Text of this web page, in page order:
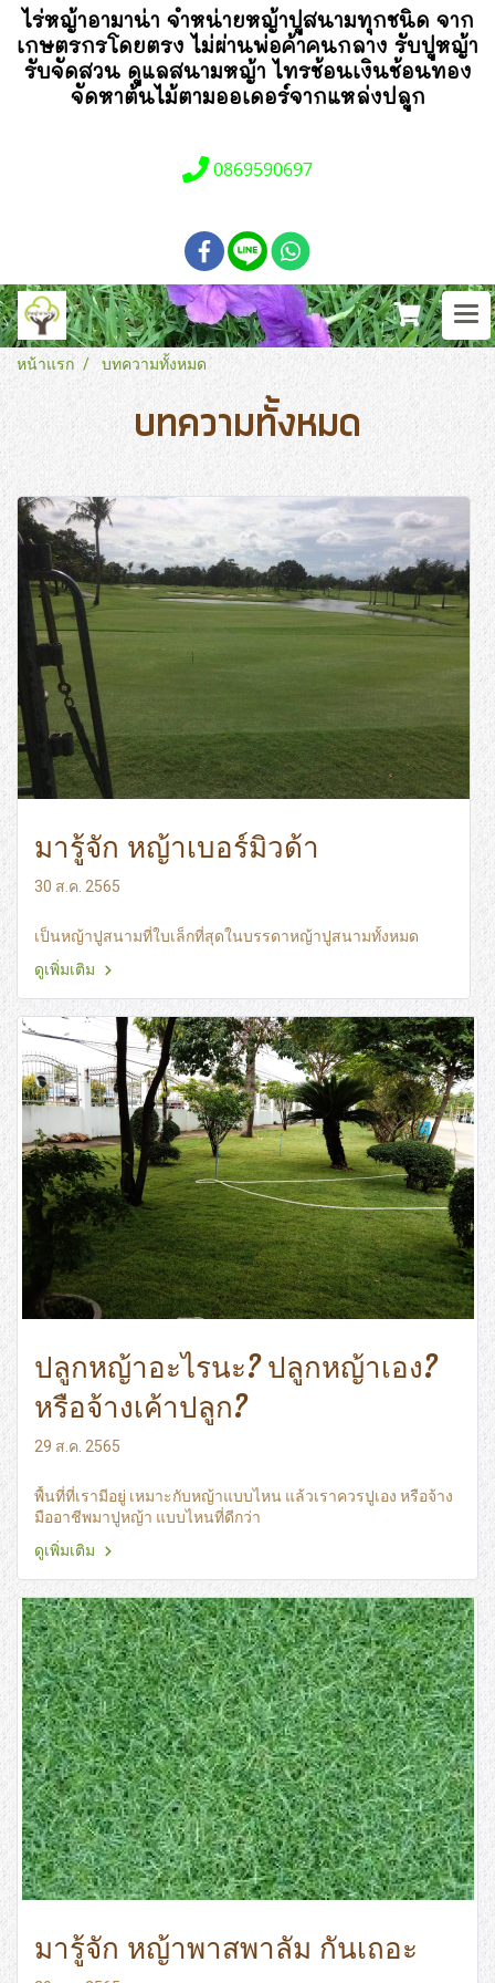
ไร่หญ้าอามาน่า จำหน่ายหญ้าปูสนามทุกชนิด จาก
เกษตรกรโดยตรง ไม่ผ่านพ่อค้าคนกลาง รับปูหญ้า
รับจัดสวน ดูแลสนามหญ้า ไทรช้อนเงินช้อนทอง
จัดหาต้นไม้ตามออเดอร์จากแหล่งปลูก
0869590697
หน้าแรก บทความทั้งหมด
บทความทั้งหมด
มารู้จัก หญ้าเบอร์มิวด้า
30 ส.ค. 2565
เป็นหญ้าปูสนามที่ใบเล็กที่สุดในบรรดาหญ้าปูสนามทั้งหมด
ดูเพิ่มเติม
ปลูกหญ้าอะไรนะ? ปลูกหญ้าเอง?
หรือจ้างเค้าปลูก?
29 ส.ค. 2565
พื้นที่ที่เรามีอยู่ เหมาะกับหญ้าแบบไหน แล้วเราควรปูเอง หรือจ้าง
มืออาชีพมาปูหญ้า แบบไหนที่ดีกว่า
ดูเพิ่มเติม
มารู้จัก หญ้าพาสพาลัม กันเถอะ